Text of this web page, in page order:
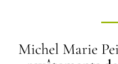
Michel Marie